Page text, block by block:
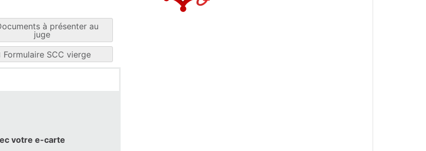
à présenter au
juge
Formulaire SCC vierge
votre e-carte